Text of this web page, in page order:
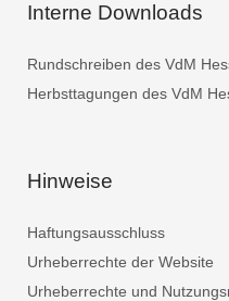
Interne Downloads
Rundschreiben des VdM
Herbsttagungen des VdM
Hinweise
Haftungsausschluss
Urheberrechte der Website
Urheberrechte und